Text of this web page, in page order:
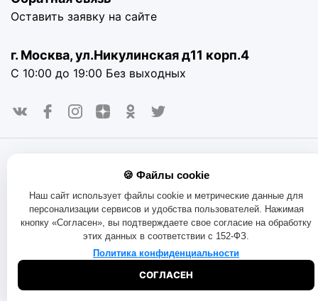
Оставить заявку на сайте
г. Москва, ул.Никулинская д11 корп.4
С 10:00 до 19:00 Без выходных
использует куки-файлы и другие технологии, чтобы помочь
вам в навигации, а также предоставить лучший
пользовательский опыт, анализировать использование
наших продуктов и услуг, повысить качество рекламных и
маркетинговых активностей. Если Вы не хотите, чтобы
Ваши пользовательские данные обрабатывались,
пожалуйста, ограничьте их использование в своём
браузере.
Договор оферта
Обмен и возврат товара
🍪 Файлы cookie
Наш сайт использует файлы cookie и метрические данные для
персонализации сервисов и удобства пользователей. Нажимая
кнопку «Согласен», вы подтверждаете свое согласие на обработку
этих данных в соответствии с 152-ФЗ.
Политика конфиденциальности
СОГЛАСЕН